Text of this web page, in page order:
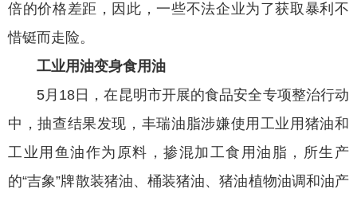
倍的价格差距，因此，一些不法企业为了获取暴利不
惜铤而走险。
工业用油变身食用油
5月18日，在昆明市开展的食品安全专项整治行动
中，抽查结果发现，丰瑞油脂涉嫌使用工业用猪油和
工业用鱼油作为原料，掺混加工食用油脂，所生产
的“吉象”牌散装猪油、桶装猪油、猪油植物油调和油产